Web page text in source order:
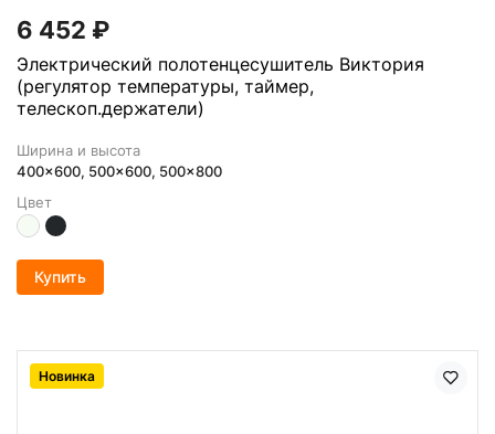
6 452 ₽
Электрический полотенцесушитель Виктория
(регулятор температуры, таймер,
телескоп.держатели)
Ширина и высота
400x600, 500x600, 500x800
Цвет
Купить
Новинка